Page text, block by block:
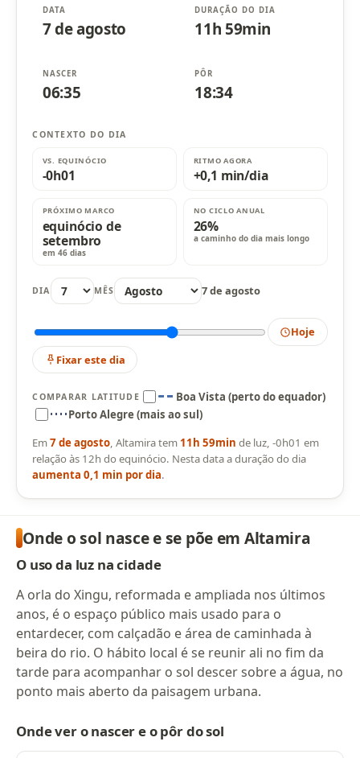
DATA
7 de agosto
DURAÇÃO DO DIA
11h 59min
NASCER
06:35
PÔR
18:34
CONTEXTO DO DIA
VS. EQUINÓCIO
-0h01
RITMO AGORA
+0,1 min/dia
PRÓXIMO MARCO
equinócio de
setembro
em 46 dias
NO CICLO ANUAL
26%
a caminho do dia mais longo
DIA MÊS 7 de agosto
Hoje
Fixar este dia
COMPARAR LATITUDE
Boa Vista (perto do equador)
Porto Alegre (mais ao sul)
Em7 de agosto, Altamira tem 11h 59min de luz, -0h01 em
relação às 12h do equinócio. Nesta data a duração do dia
aumenta 0,1 min por dia.
Onde o sol nasce e se põe em Altamira
O uso da luz na cidade
A orla do Xingu, reformada e ampliada nos últimos
anos, é o espaço público mais usado para o
entardecer, com calçadão e área de caminhada à
beira do rio. O hábito local é se reunir ali no fim da
tarde para acompanhar o sol descer sobre a água, no
ponto mais aberto da paisagem urbana.
Onde ver o nascer e o pôr do sol